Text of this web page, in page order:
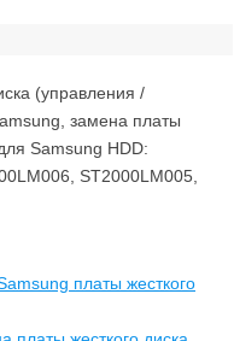
(управления /
замена платы
Samsung HDD:
ST2000LM005,
платы жесткого